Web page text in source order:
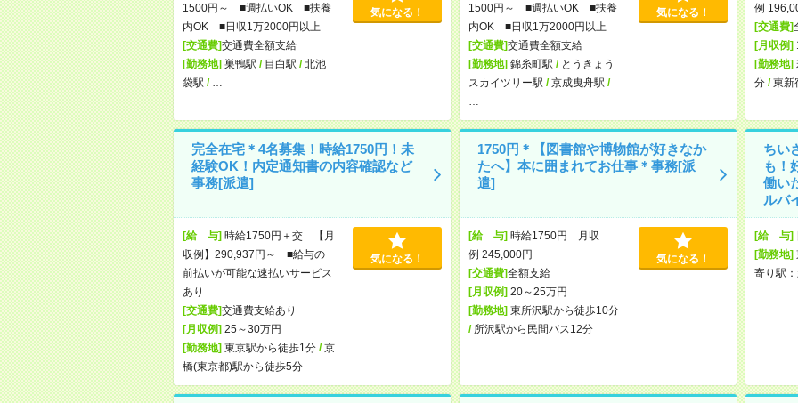
1500円～ ■週払いOK ■扶養
内OK ■日収1万2000円以上
[交通費]交通費全額支給
[勤務地]巣鴨駅 / 目白駅 /北池
袋駅 /
気になる！
1500円～ ■週払いOK ■扶養
内OK ■日収1万2000円以上
[交通費]交通費全額支給
[勤務地]錦糸町駅 / とうきょう
スカイツリー駅 /京成曳舟駅 /
気になる！
例
[交通費]
[月収例]
[勤務地]
分/東新
完全在宅＊4名募集！時給1750円！未
経験OK！内定通知書の内容確認など
事務[派遣]
[給 与]時給1750円＋交 【月
収例】290,937円～ ■給与の
前払いが可能な速払いサービス
あり
[交通費]交通費支給あり
[月収例]25～30万円
[勤務地]東京駅から徒歩1分/京
橋(東京都)駅から徒歩5分
気になる！
1750円＊【図書館や博物館が好きなか
たへ】本に囲まれてお仕事＊事務[派
遣]
[給 与]時給1750円 月収
例 245,000円
[交通費]全額支給
[月収例]20～25万円
[勤務地]東所沢駅から徒歩10分
/ 所沢駅から民間バス12分
気になる！
ちい
も！
働い
ルバ
[給 与]
[勤務地]
寄り駅